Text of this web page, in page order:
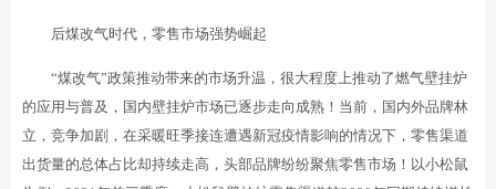
后煤改气时代，零售市场强势崛起
“煤改气”政策推动带来的市场升温，很大程度上推动了燃气壁挂炉
的应用与普及，国内壁挂炉市场已逐步走向成熟！当前，国内外品牌林
立，竞争加剧，在采暖旺季接连遭遇新冠疫情影响的情况下，零售渠道
出货量的总体占比却持续走高，头部品牌纷纷聚焦零售市场！以小松鼠